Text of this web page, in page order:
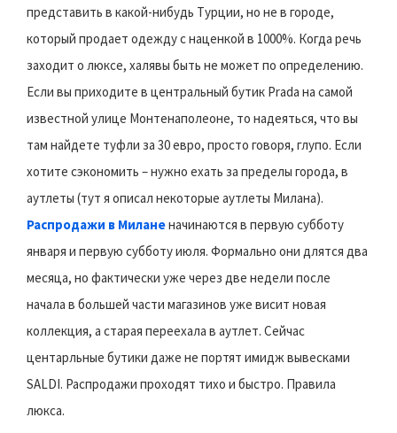
представить в какой-нибудь Турции, но не в городе,
который продает одежду с наценкой в 1000%. Когда речь
заходит о люксе, халявы быть не может по определению.
Если вы приходите в центральный бутик Prada на самой
известной улице Монтенаполеоне, то надеяться, что вы
там найдете туфли за 30 евро, просто говоря, глупо. Если
хотите сэкономить – нужно ехать за пределы города, в
аутлеты (тут я описал некоторые аутлеты Милана).
Распродажи в Миланеначинаются в первую субботу
января и первую субботу июля. Формально они длятся два
месяца, но фактически уже через две недели после
начала в большей части магазинов уже висит новая
коллекция, а старая переехала в аутлет. Сейчас
центарльные бутики даже не портят имидж вывесками
SALDI. Распродажи проходят тихо и быстро. Правила
люкса.